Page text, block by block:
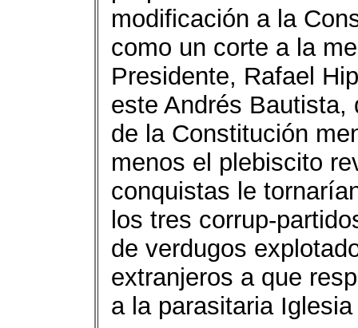
modificación a la
como un corte a la
Presidente, Rafael
este Andrés Bautista,
de la Constitución
menos el plebiscito
conquistas le
los tres corrup-
de verdugos
extranjeros a que
a la parasitaria